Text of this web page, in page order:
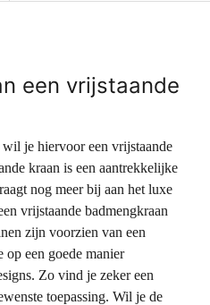
een vrijstaande
je hiervoor een vrijstaande
kraan is een aantrekkelijke
nog meer bij aan het luxe
vrijstaande badmengkraan
zijn voorzien van een
op een goede manier
Zo vind je zeker een
toepassing. Wil je de